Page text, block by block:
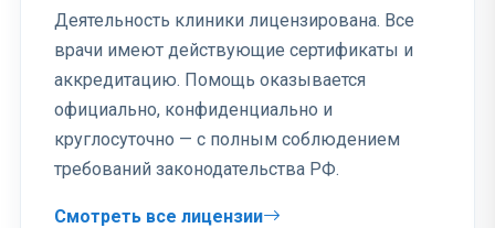
Деятельность клиники лицензирована. Все
врачи имеют действующие сертификаты и
аккредитацию. Помощь оказывается
официально, конфиденциально и
круглосуточно — с полным соблюдением
требований законодательства РФ.
Смотреть все лицензии